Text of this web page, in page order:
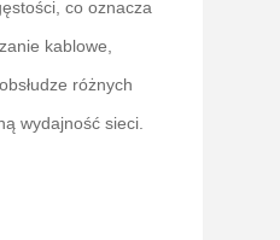
co oznacza
kablowe,
różnych
wydajność sieci.